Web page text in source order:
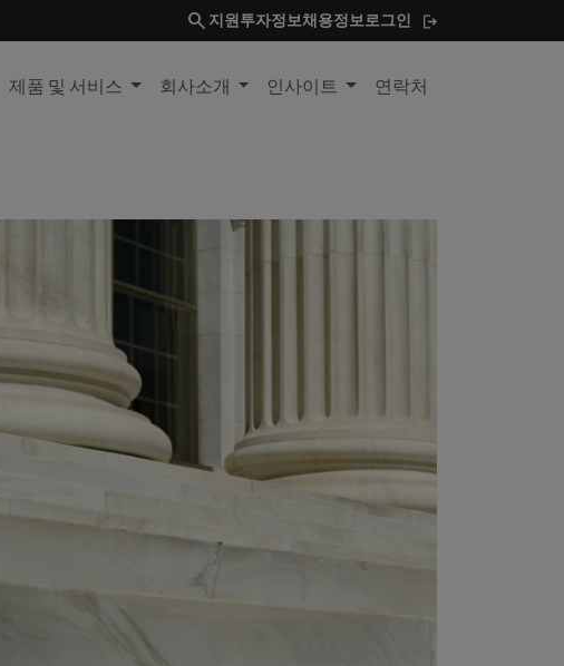
search 지원투자정보채용정보로그인
제품 및 서비스 회사소개 인사이트 연락처